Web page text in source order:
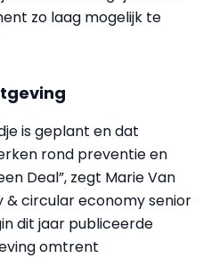
zo laag mogelijk te
is geplant en dat
rond preventie en
Deal”, zegt Marie Van
& circular economy senior
dit jaar publiceerde
omtrent